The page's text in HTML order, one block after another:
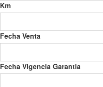
Km
Fecha Venta
Fecha Vigencia Garantia